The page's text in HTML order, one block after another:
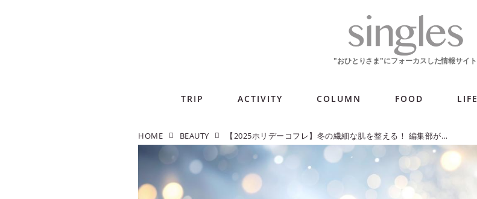
TRIP ACTIVITY COLUMN FOOD LIFE
HOME BEAUTY 【2025ホリデーコフレ】冬の繊細な肌を整える！ 編集部が選ぶ注目スキンケア5選